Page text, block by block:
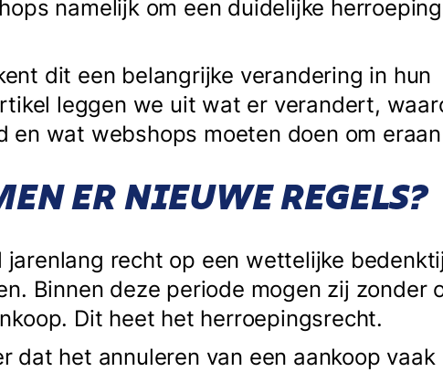
namelijk om een duidelijke
dit een belangrijke verandering in hun
leggen we uit wat er verandert,
en wat webshops moeten doen om
ER NIEUWE REGELS?
jarenlang recht op een wettelijke
Binnen deze periode mogen zij zonder
Dit heet het herroepingsrecht.
dat het annuleren van een aankoop vaak